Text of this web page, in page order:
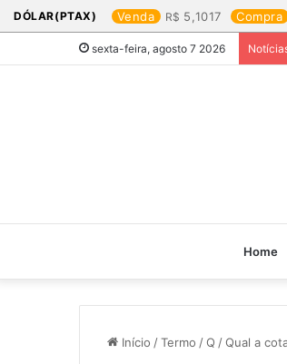
DÓLAR(PTAX) Venda 5,1017 Compra
sexta-feira, agosto 7 2026
Home
Início /Termo /Q /Qual a